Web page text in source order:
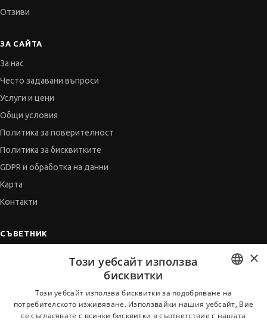
Отзиви
ЗА САЙТА
За нас
Често задавани въпроси
Услуги и цени
Общи условия
Политика за поверителност
Политика за бисквитките
GDPR и обработка на данни
Карта
Контакти
СЪВЕТНИК
Когато получим оферта
BULGARIAN
ENGLISH
×
Този уебсайт използва
бисквитки
Този уебсайт използва бисквитки за подобряване на
потребителското изживяване. Използвайки нашия уебсайт, Вие
се съгласявате с всички бисквитки в съответствие с нашата